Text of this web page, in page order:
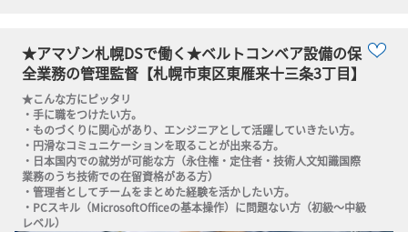
★アマゾン札幌DSで働く★ベルトコンベア設備の保
全業務の管理監督【札幌市東区東雁来十三条3丁目】
★こんな方にピッタリ
・手に職をつけたい方。
・ものづくりに関心があり、エンジニアとして活躍していきたい方。
・円滑なコミュニケーションを取ることが出来る方。
・日本国内での就労が可能な方（永住権・定住者・技術人文知識国際
業務のうち技術での在留資格がある方）
・管理者としてチームをまとめた経験を活かしたい方。
・PCスキル（MicrosoftOfficeの基本操作）に問題ない方（初級～中級
レベル）